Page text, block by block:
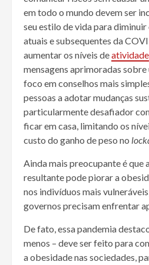
em todo o mundo devem ser
seu estilo de vida para diminuir
atuais e subsequentes da
aumentar os níveis deatividade
mensagens aprimoradas sobre
foco em conselhos mais
pessoas a adotar mudanças
particularmente desafiador
ficar em casa, limitando os
custo do ganho de peso no
Ainda mais preocupante é que
resultante pode piorar a
nos indivíduos mais
governos precisam enfrentar
De fato, essapandemia
menos – deve ser feito para
aobesidadenas sociedades,